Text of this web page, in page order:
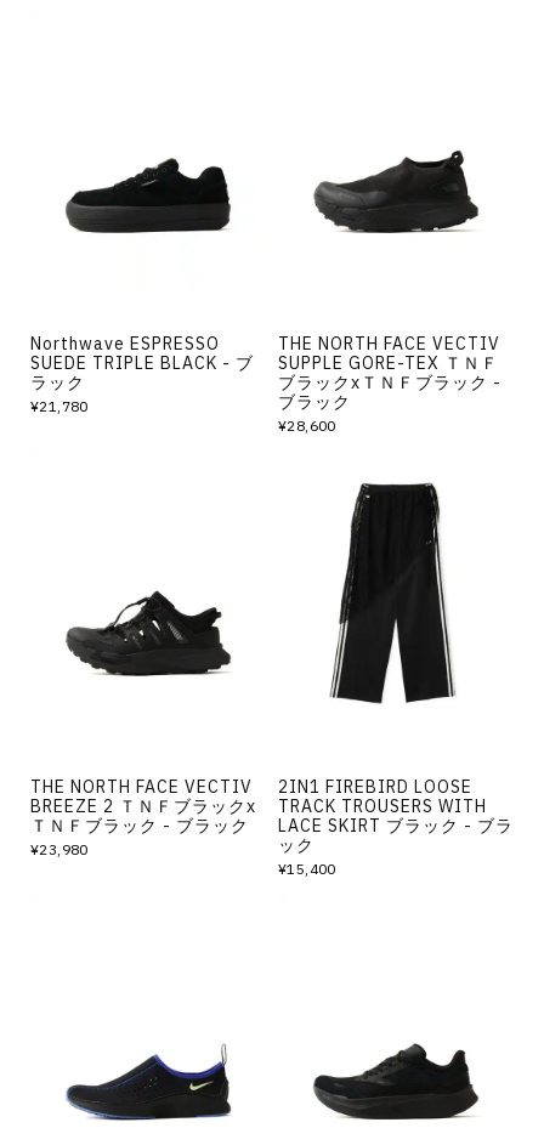
Northwave ESPRESSO
SUEDE TRIPLE BLACK - ブ
ラック
¥21,780
THE NORTH FACE VECTIV
SUPPLE GORE-TEX ＴＮＦ
ブラックxＴＮＦブラック -
ブラック
¥28,600
THE NORTH FACE VECTIV
BREEZE 2 ＴＮＦブラックx
ＴＮＦブラック - ブラック
¥23,980
2IN1 FIREBIRD LOOSE
TRACK TROUSERS WITH
LACE SKIRT ブラック - ブラ
ック
¥15,400